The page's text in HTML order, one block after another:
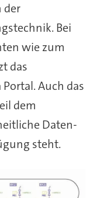
der
Bei
wie zum
das
Auch das
dem
Daten-
steht.